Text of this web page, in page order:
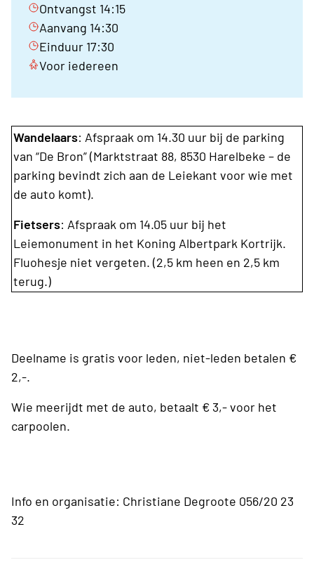
Ontvangst 14:15
Aanvang 14:30
Einduur 17:30
Voor iedereen
Wandelaars: Afspraak om 14.30 uur bij de parking
van “De Bron” (Marktstraat 88, 8530 Harelbeke – de
parking bevindt zich aan de Leiekant voor wie met
de auto komt).
Fietsers: Afspraak om 14.05 uur bij het
Leiemonument in het Koning Albertpark Kortrijk.
Fluohesje niet vergeten. (2,5 km heen en 2,5 km
terug.)
Deelname is gratis voor leden, niet-leden betalen €
2,-.
Wie meerijdt met de auto, betaalt € 3,- voor het
carpoolen.
Info en organisatie: Christiane Degroote 056/20 23
32